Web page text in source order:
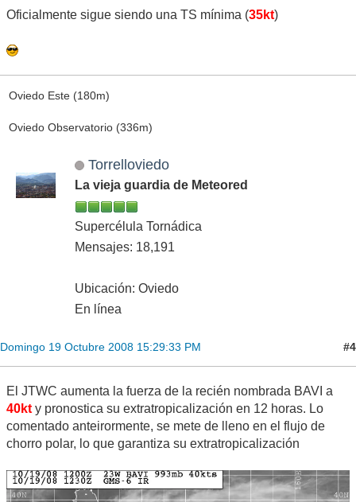
Oficialmente sigue siendo una TS mínima (35kt)
Oviedo Este (180m)
Oviedo Observatorio (336m)
Torrelloviedo
La vieja guardia de Meteored
Supercélula Tornádica
Mensajes: 18,191
Ubicación: Oviedo
En línea
Domingo 19 Octubre 2008 15:29:33 PM #4
El JTWC aumenta la fuerza de la recién nombrada BAVI a
40kt y pronostica su extratropicalización en 12 horas. Lo
comentado anteirormente, se mete de lleno en el flujo de
chorro polar, lo que garantiza su extratropicalización